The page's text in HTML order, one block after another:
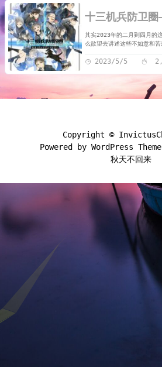
其实2023年的二月到四月的
么欲望去讲述这些不如意和苦
2023/5/5
Copyright ©
Powered by WordPress
秋天不回来